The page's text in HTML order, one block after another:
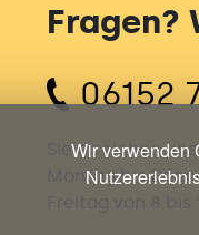
Fragen?
06152
Sie erreichen
Montag bis
Wir verwenden